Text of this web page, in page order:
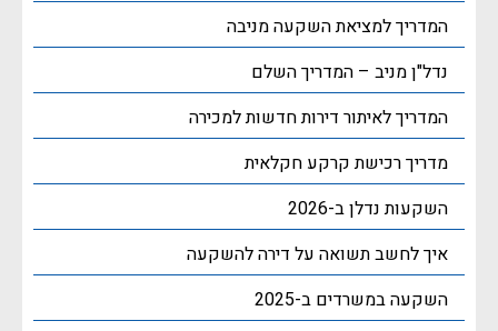
המדריך למציאת השקעה מניבה
נדל"ן מניב – המדריך השלם
המדריך לאיתור דירות חדשות למכירה
מדריך רכישת קרקע חקלאית
השקעות נדלן ב-2026
איך לחשב תשואה על דירה להשקעה
השקעה במשרדים ב-2025